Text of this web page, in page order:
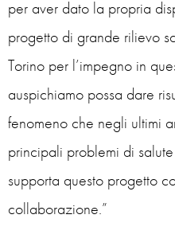
per aver dato la propria
progetto di grande rilievo
Torino per l’impegno in
auspichiamo possa dare
fenomeno che negli ultimi
principali problemi di
supporta questo progetto
collaborazione.”